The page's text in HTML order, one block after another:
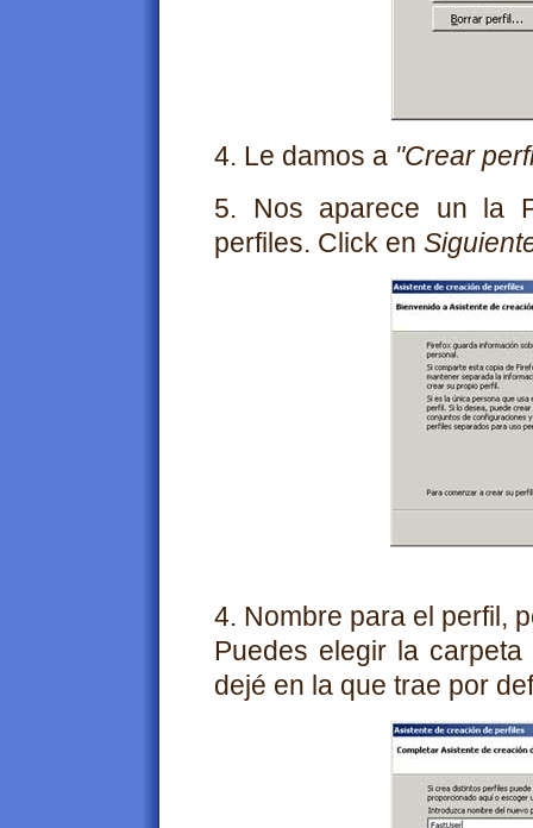
4. Le damos a "Crear
5. Nos aparece un la
perfiles. Click en
4. Nombre para el perfil,
Puedes elegir la
dejé en la que trae por